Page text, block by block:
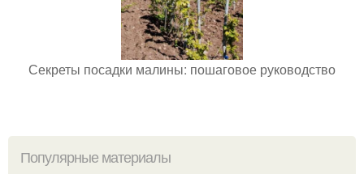
Секреты посадки малины: пошаговое руководство
Популярные материалы